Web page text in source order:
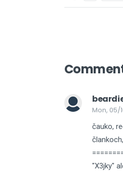
Mon, 05/
čauko,
"X3jky"